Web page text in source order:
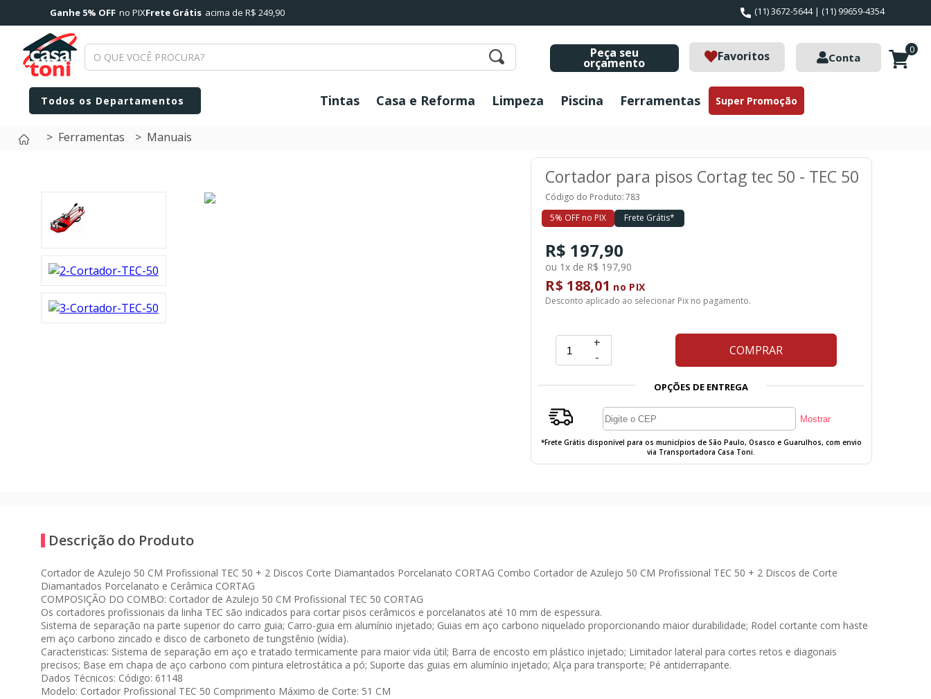
Ganhe 5% OFF no PIXFrete Grátis acima de R$ 249,90 (11) 3672-5644 | (11) 99659-4354
Peça seu
orçamento Favoritos Conta
0
Tintas Casa e Reforma Limpeza Piscina Ferramentas Super Promoção
Ferramentas Manuais
Cortador para pisos Cortag tec 50 - TEC 50
Código do Produto:783
5% OFF no PIX
Frete Grátis*
R$ 197,90
ou 1x de R$ 197,90
R$ 188,01 no PIX
Desconto aplicado ao selecionar Pix no pagamento.
+
-
COMPRAR
OPÇÕES DE ENTREGA
*Frete Grátis disponível para os municípios de São Paulo, Osasco e Guarulhos, com envio
via Transportadora Casa Toni.
Descrição do Produto
Cortador de Azulejo 50 CM Profissional TEC 50 + 2 Discos Corte Diamantados Porcelanato CORTAG Combo Cortador de Azulejo 50 CM Profissional TEC 50 + 2 Discos de Corte
Diamantados Porcelanato e Cerâmica CORTAG
COMPOSIÇÃO DO COMBO: Cortador de Azulejo 50 CM Profissional TEC 50 CORTAG
Os cortadores profissionais da linha TEC são indicados para cortar pisos cerâmicos e porcelanatos até 10 mm de espessura.
Sistema de separação na parte superior do carro guia; Carro-guia em alumínio injetado; Guias em aço carbono niquelado proporcionando maior durabilidade; Rodel cortante com haste
em aço carbono zincado e disco de carboneto de tungstênio (wídia).
Caracteristicas: Sistema de separação em aço e tratado termicamente para maior vida útil; Barra de encosto em plástico injetado; Limitador lateral para cortes retos e diagonais
precisos; Base em chapa de aço carbono com pintura eletrostática a pó; Suporte das guias em alumínio injetado; Alça para transporte; Pé antiderrapante.
Dados Técnicos: Código: 61148
Modelo: Cortador Profissional TEC 50 Comprimento Máximo de Corte: 51 CM